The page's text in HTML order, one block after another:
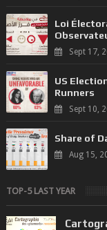
Loi
Sept 17,
US
Runners
Sept 10,
Share of
Aug 15,
TOP-5 LAST YEAR